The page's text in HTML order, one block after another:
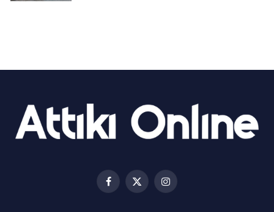
Βριλήσσια: Αυτοκίνητο έσπασε
τζαμαρία και μπήκε μέσα σε μαγαζί
Facebook
X
Instagram